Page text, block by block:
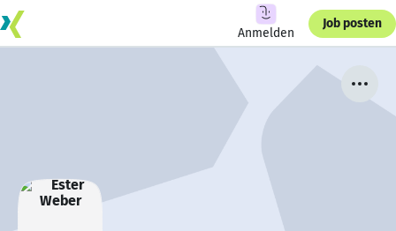
Anmelden
Job posten